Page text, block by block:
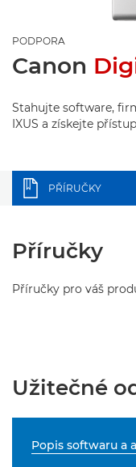
PODPORA
Canon
Stahujte software,
IXUS a získejte
PŘÍRUČKY
Příručky
Příručky pro váš
Užitečné
Popis softwaru a